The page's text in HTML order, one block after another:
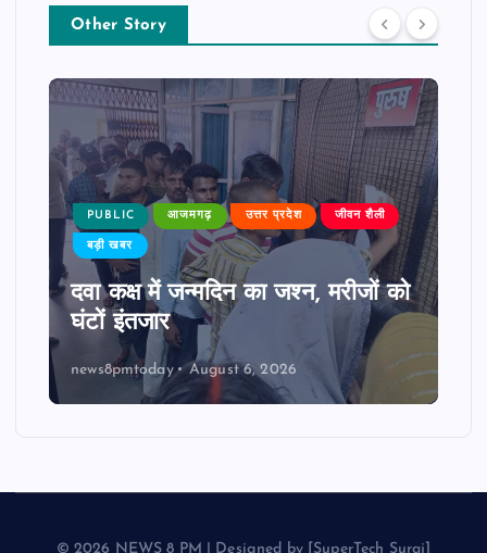
Other Story
PUBLIC आजमगढ़ उत्तर प्रदेश जीवन शैली
बड़ी खबर
दवा कक्ष में जन्मदिन का जश्न, मरीजों को
घंटों इंतजार
news8pmtoday August 6, 2026
© 2026 NEWS 8 PM | Designed by [SuperTech Suraj]